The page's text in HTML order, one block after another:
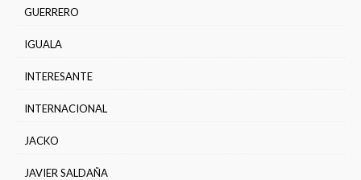
GUERRERO
IGUALA
INTERESANTE
INTERNACIONAL
JACKO
JAVIER SALDAÑA